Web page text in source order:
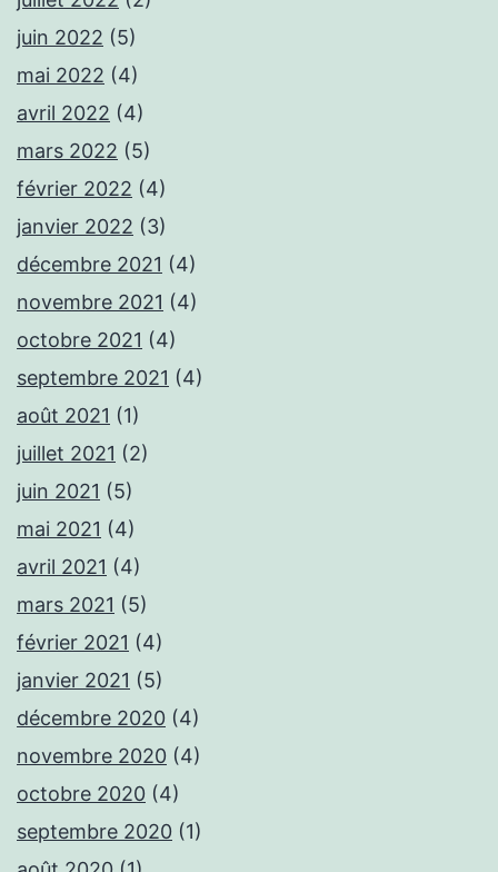
juin 2022 (5)
mai 2022 (4)
avril 2022 (4)
mars 2022 (5)
février 2022 (4)
janvier 2022 (3)
décembre 2021 (4)
novembre 2021 (4)
octobre 2021 (4)
septembre 2021 (4)
août 2021 (1)
juillet 2021 (2)
juin 2021 (5)
mai 2021 (4)
avril 2021 (4)
mars 2021 (5)
février 2021 (4)
janvier 2021 (5)
décembre 2020 (4)
novembre 2020 (4)
octobre 2020 (4)
septembre 2020 (1)